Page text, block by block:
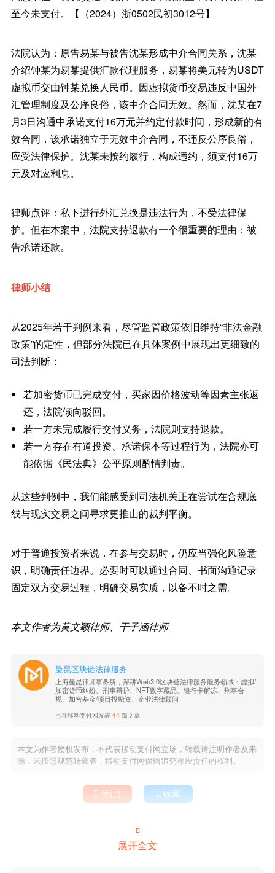
至今未支付。【（2024）浙0502民初3012号】
法院认为：原告易某与被告沈某形成中介合同关系，沈某
介绍钟某为易某提供汇款代理服务，易某将美元转为USDT
虚拟币交由钟某兑换人民币。因虚拟货币交易违反中国外
汇管理制度及公序良俗，该中介合同无效。然而，沈某在7
月3日沟通中承诺支付16万元并约定付款时间，形成新的有
效合同，该承诺独立于无效中介合同，不违反公序良俗，
应受法律保护。沈某未按约履行，构成违约，须支付16万
元及对应利息。
律师点评：私下进行外汇兑换是违法行为，不受法律保
护。但在本案中，法院支持退款有一个很重要的理由：被
告承诺还款。
律师小结
从2025年若干判例来看，尽管监管政策依旧维持“非法金融
政策”的定性，但部分法院已在具体案例中展现出更细致的
司法判断：
若加密货币已完成交付，买家因价格波动等因素主张返
还，法院倾向驳回。
若一方未完成履行交付义务，法院则支持退款。
若一方存在有道投资、承诺保本等过程行为，法院亦可
能依据《民法典》公平原则酌情判责。
从这些判例中，我们能感受到司法机关正在尝试在合规底
线与现实交易之间寻求更推山的裁判平衡。
对于普通投资者来说，在参与交易时，仍应当强化风险意
识，明确责任边界。必要时可以通过合同、书面沟通记录
固定双方交易过程，明确交易实质，以备不时之需。
本文作者为黄文颖律师、干子涵律师
曼昆区块链法律服务
上海曼昆律师事务所，深耕Web3.0区块链法律服务服务领域：虚拟/
加密货币纠纷、刑事辩护、NFT数字藏品、银行卡解冻、刑事合
规、加密基金/项目投融资、企业法律顾问
已在移动支付网发表44 篇文章
本文为作者授权发布，不代表移动支付网立场，转载请注明作者及来
源，未按照规范转载者，移动支付网保留追究相应责任的权利。
 赞()  收藏

展开全文